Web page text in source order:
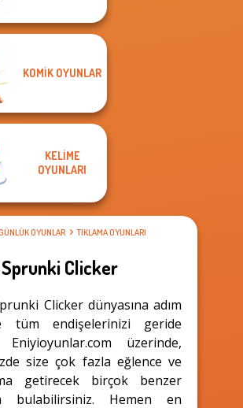
KOMIK OYUNLAR
KELIME
OYUNLARI
OYUNLAR TIKLAMA OYUNLARI
Clicker
Clicker dünyasına adım
tüm endişelerinizi geride
Eniyioyunlar.com üzerinde,
size çok fazla eğlence ve
getirecek birçok benzer
bulabilirsiniz. Hemen en